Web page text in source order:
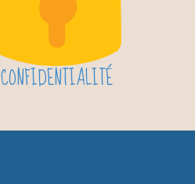
CONFIDENTIALITÉ